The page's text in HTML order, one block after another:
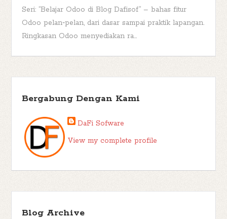
Seri: “Belajar Odoo di Blog Dafisof” – bahas fitur
Odoo pelan‑pelan, dari dasar sampai praktik lapangan.
Ringkasan Odoo menyediakan ra...
Bergabung Dengan Kami
DaFi Sofware
View my complete profile
Blog Archive